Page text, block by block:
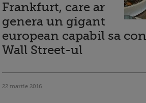
Frankfurt, care ar
genera un gigant
european capabil sa
Wall Street-ul
22 martie 2016